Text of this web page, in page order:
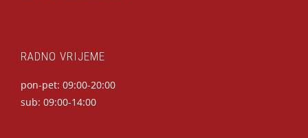
RADNO VRIJEME
pon-pet: 09:00-20:00
sub: 09:00-14:00